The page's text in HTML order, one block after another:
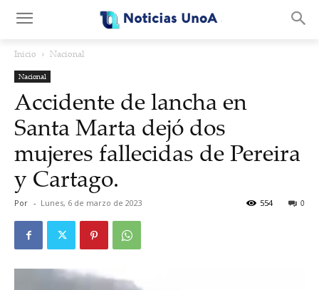
Inicio Nacional
Nacional
Accidente de lancha en
Santa Marta dejó dos
mujeres fallecidas de Pereira
y Cartago.
Por - Lunes, 6 de marzo de 2023 0
554